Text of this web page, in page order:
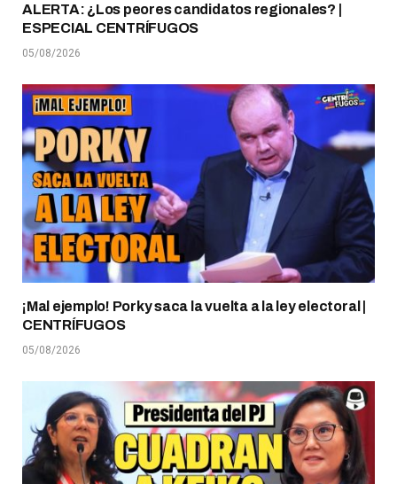
ALERTA: ¿Los peores candidatos regionales? |
ESPECIAL CENTRÍFUGOS
05/08/2026
¡Mal ejemplo! Porky saca la vuelta a la ley electoral |
CENTRÍFUGOS
05/08/2026